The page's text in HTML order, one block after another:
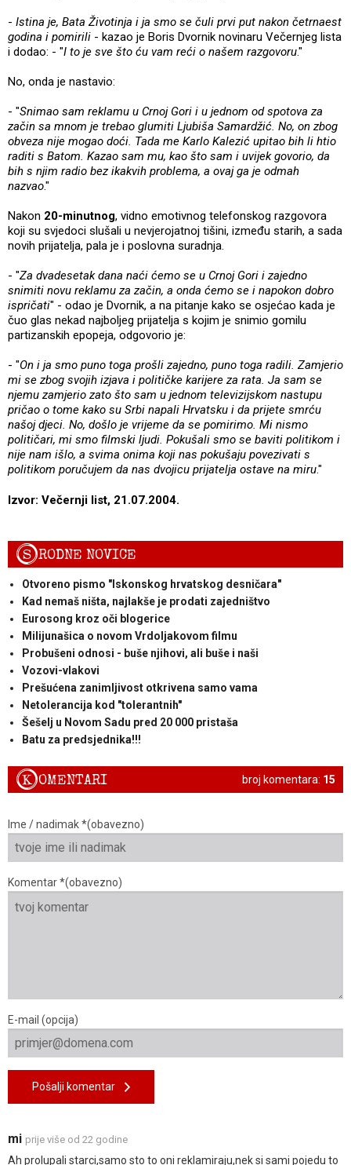
- Istina je, Bata Životinja i ja smo se čuli prvi put nakon četrnaest
godina i pomirili - kazao je Boris Dvornik novinaru Večernjeg lista
i dodao: - "I to je sve što ću vam reći o našem razgovoru."
No, onda je nastavio:
- "Snimao sam reklamu u Crnoj Gori i u jednom od spotova za
začin sa mnom je trebao glumiti Ljubiša Samardžić. No, on zbog
obveza nije mogao doći. Tada me Karlo Kalezić upitao bih li htio
raditi s Batom. Kazao sam mu, kao što sam i uvijek govorio, da
bih s njim radio bez ikakvih problema, a ovaj ga je odmah
nazvao."
Nakon 20-minutnog, vidno emotivnog telefonskog razgovora
koji su svjedoci slušali u nevjerojatnoj tišini, između starih, a sada
novih prijatelja, pala je i poslovna suradnja.
- "Za dvadesetak dana naći ćemo se u Crnoj Gori i zajedno
snimiti novu reklamu za začin, a onda ćemo se i napokon dobro
ispričati" - odao je Dvornik, a na pitanje kako se osjećao kada je
čuo glas nekad najboljeg prijatelja s kojim je snimio gomilu
partizanskih epopeja, odgovorio je:
- "On i ja smo puno toga prošli zajedno, puno toga radili. Zamjerio
mi se zbog svojih izjava i političke karijere za rata. Ja sam se
njemu zamjerio zato što sam u jednom televizijskom nastupu
pričao o tome kako su Srbi napali Hrvatsku i da prijete smrću
našoj djeci. No, došlo je vrijeme da se pomirimo. Mi nismo
političari, mi smo filmski ljudi. Pokušali smo se baviti politikom i
nije nam išlo, a svima onima koji nas pokušaju povezivati s
politikom poručujem da nas dvojicu prijatelja ostave na miru."
Izvor: Večernji list, 21.07.2004.
SRODNE NOVICE
Otvoreno pismo "Iskonskog hrvatskog desničara"
Kad nemaš ništa, najlakše je prodati zajedništvo
Eurosong kroz oči blogerice
Milijunašica o novom Vrdoljakovom filmu
Probušeni odnosi - buše njihovi, ali buše i naši
Vozovi-vlakovi
Prešućena zanimljivost otkrivena samo vama
Netolerancija kod "tolerantnih"
Šešelj u Novom Sadu pred 20 000 pristaša
Batu za predsjednika!!!
broj komentara: 15
KOMENTARI
Ime / nadimak *(obavezno)
Komentar *(obavezno)
E-mail (opcija)
Pošalji komentar
mi prije više od 22 godine
Ah prolupali starci,samo sto to oni reklamiraju,nek si sami pojedu to